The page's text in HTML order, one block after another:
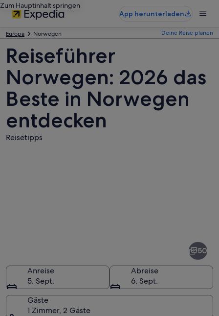
Zum Hauptinhalt springen
App herunterladen
Europa Norwegen Deine Reise planen
Reiseführer
Norwegen: 2026 das
Beste in Norwegen
entdecken
Reisetipps
50
Anreise
5. Sept.
Abreise
6. Sept.
Gäste
1 Zimmer, 2 Gäste